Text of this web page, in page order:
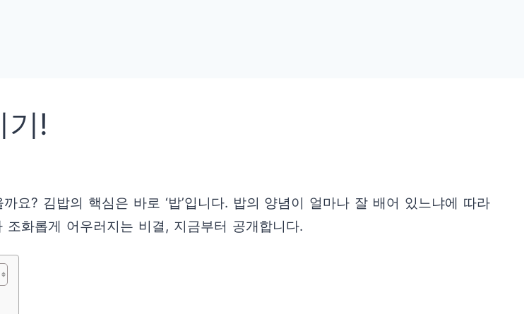
기!
요? 김밥의 핵심은 바로 ‘밥’입니다. 밥의 양념이 얼마나 잘 배어 있느냐에 따라
화롭게 어우러지는 비결, 지금부터 공개합니다.